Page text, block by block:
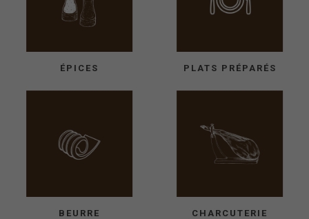
ÉPICES PLATS PRÉPARÉS
BEURRE CHARCUTERIE